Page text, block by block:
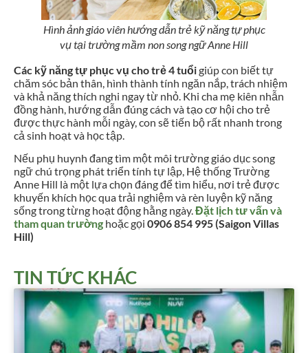
Hình ảnh giáo viên hướng dẫn trẻ kỹ năng tự phục
vụ tại trường mầm non song ngữ Anne Hill
Các kỹ năng tự phục vụ cho trẻ 4 tuổigiúp con biết tự
chăm sóc bản thân, hình thành tính ngăn nắp, trách nhiệm
và khả năng thích nghi ngay từ nhỏ. Khi cha mẹ kiên nhẫn
đồng hành, hướng dẫn đúng cách và tạo cơ hội cho trẻ
được thực hành mỗi ngày, con sẽ tiến bộ rất nhanh trong
cả sinh hoạt và học tập.
Nếu phụ huynh đang tìm một môi trường giáo dục song
ngữ chú trọng phát triển tính tự lập, Hệ thống Trường
Anne Hill là một lựa chọn đáng để tìm hiểu, nơi trẻ được
khuyến khích học qua trải nghiệm và rèn luyện kỹ năng
sống trong từng hoạt động hằng ngày.Đặt lịch tư vấn và
tham quan trường hoặc gọi 0906 854 995 (Saigon Villas
Hill)
TIN TỨC KHÁC